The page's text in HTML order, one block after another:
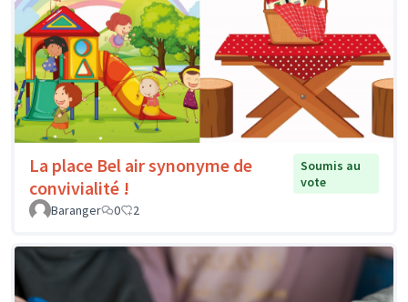
La place Bel air synonyme de
convivialité !
Soumis au
vote
Baranger
0 2